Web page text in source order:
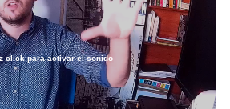
click para activar el sonido